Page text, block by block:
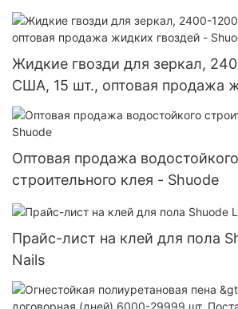
Жидкие гвозди для зеркал,
США, 15 шт., оптовая продажа
- Shuode
Оптовая продажа водостойкого
строительного клея - Shuode
Прайс-лист на клей для пола
Nails